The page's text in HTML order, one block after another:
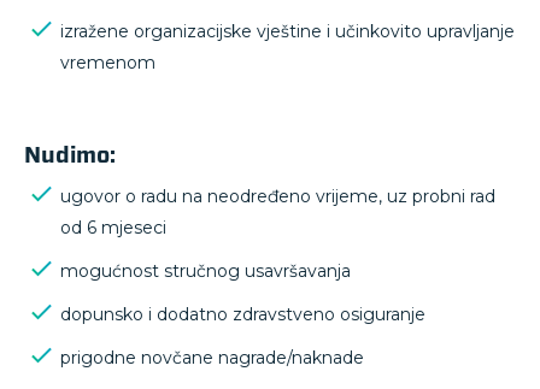
izražene organizacijske vještine i učinkovito upravljanje
vremenom
Nudimo:
ugovor o radu na neodređeno vrijeme, uz probni rad
od 6 mjeseci
mogućnost stručnog usavršavanja
dopunsko i dodatno zdravstveno osiguranje
prigodne novčane nagrade/naknade